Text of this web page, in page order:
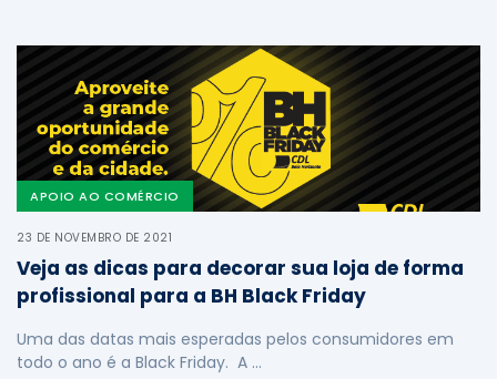
APOIO AO COMÉRCIO
23 DE NOVEMBRO DE 2021
Veja as dicas para decorar sua loja de forma
profissional para a BH Black Friday
Uma das datas mais esperadas pelos consumidores em
todo o ano é a Black Friday. A …